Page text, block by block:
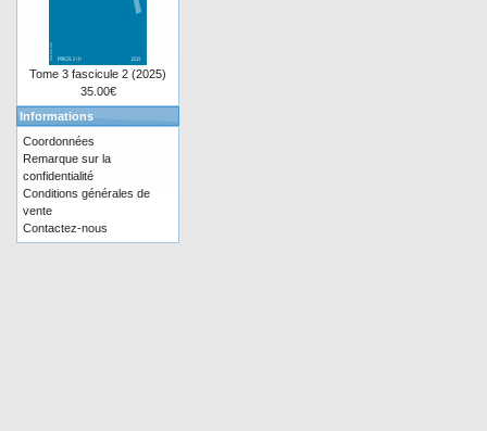
Tome 3 fascicule 2 (2025)
35.00€
Informations
Coordonnées
Remarque sur la
confidentialité
Conditions générales de
vente
Contactez-nous